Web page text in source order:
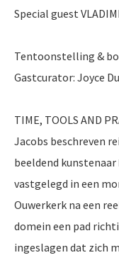
Special guest
Tentoonstelling &
Gastcurator: Joyce
TIME, TOOLS AND
Jacobs beschreven
beeldend kunstenaar
vastgelegd in een
Ouwerkerk na een
domein een pad
ingeslagen dat zich